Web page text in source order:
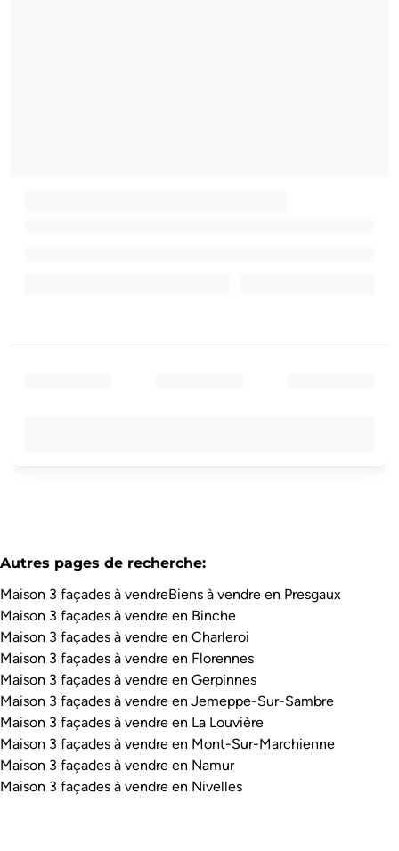
Autres pages de recherche:
Maison 3 façades à vendreBiens à vendre en Presgaux
Maison 3 façades à vendre en Binche
Maison 3 façades à vendre en Charleroi
Maison 3 façades à vendre en Florennes
Maison 3 façades à vendre en Gerpinnes
Maison 3 façades à vendre en Jemeppe-Sur-Sambre
Maison 3 façades à vendre en La Louvière
Maison 3 façades à vendre en Mont-Sur-Marchienne
Maison 3 façades à vendre en Namur
Maison 3 façades à vendre en Nivelles